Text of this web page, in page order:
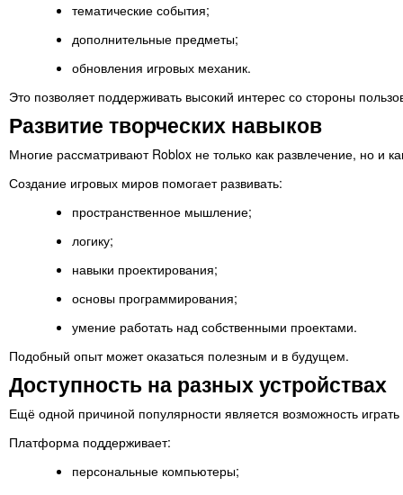
тематические события;
дополнительные предметы;
обновления игровых механик.
Это позволяет поддерживать высокий интерес со стороны
Развитие творческих навыков
Многие рассматривают Roblox не только как развлечение, но и
Создание игровых миров помогает развивать:
пространственное мышление;
логику;
навыки проектирования;
основы программирования;
умение работать над собственными проектами.
Подобный опыт может оказаться полезным и в будущем.
Доступность на разных устройствах
Ещё одной причиной популярности является возможность
Платформа поддерживает:
персональные компьютеры;